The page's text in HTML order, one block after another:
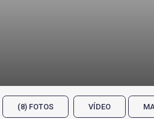
(8) FOTOS VÍDEO